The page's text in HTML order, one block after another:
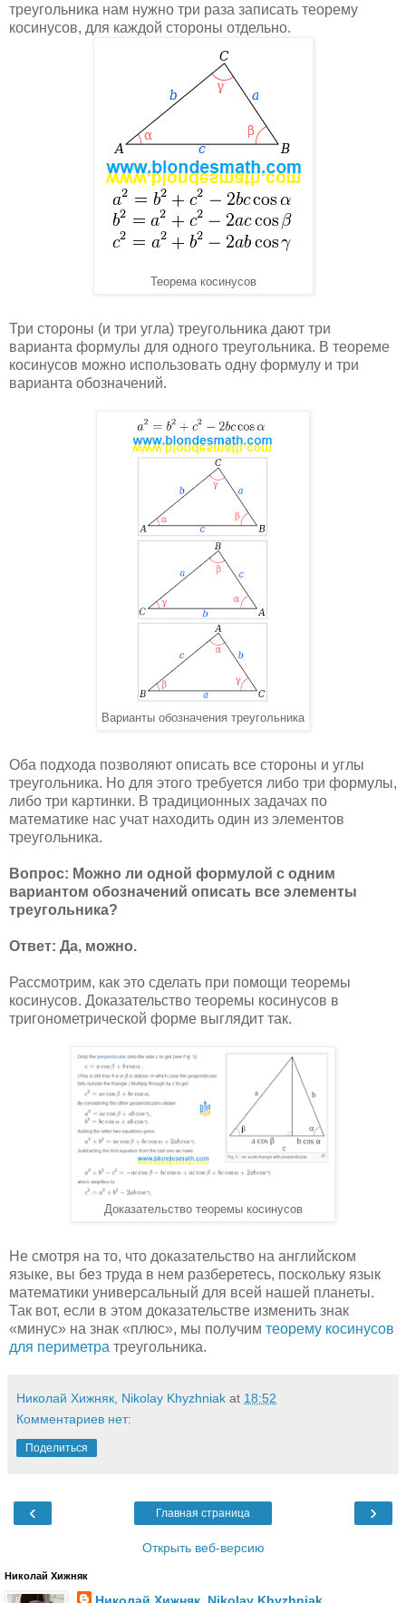
треугольника нам нужно три раза записать теорему
косинусов, для каждой стороны отдельно.
Теорема косинусов
Три стороны (и три угла) треугольника дают три
варианта формулы для одного треугольника. В теореме
косинусов можно использовать одну формулу и три
варианта обозначений.
Варианты обозначения треугольника
Оба подхода позволяют описать все стороны и углы
треугольника. Но для этого требуется либо три формулы,
либо три картинки. В традиционных задачах по
математике нас учат находить один из элементов
треугольника.
Вопрос: Можно ли одной формулой с одним
вариантом обозначений описать все элементы
треугольника?
Ответ: Да, можно.
Рассмотрим, как это сделать при помощи теоремы
косинусов. Доказательство теоремы косинусов в
тригонометрической форме выглядит так.
Доказательство теоремы косинусов
Не смотря на то, что доказательство на английском
языке, вы без труда в нем разберетесь, поскольку язык
математики универсальный для всей нашей планеты.
Так вот, если в этом доказательстве изменить знак
«минус» на знак «плюс», мы получим теорему косинусов
для периметра треугольника.
Николай Хижняк, Nikolay Khyzhniak at 18:52
Комментариев нет:
Поделиться
‹ ›
Главная страница
Открыть веб-версию
Николай Хижняк
Николай Хижняк, Nikolay Khyzhniak